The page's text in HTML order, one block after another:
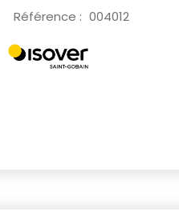
Référence : 004012